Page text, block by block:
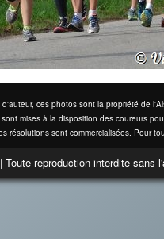
ces photos sont la propriété de
mises à la disposition des coureurs
résolutions sont commercialisées. Pour
| Toute reproduction interdite sans